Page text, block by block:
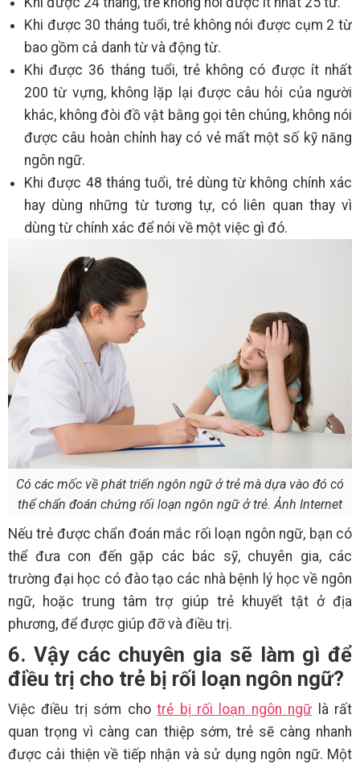
Khi được 30 tháng tuổi, trẻ không nói được cụm 2 từ
bao gồm cả danh từ và động từ.
Khi được 36 tháng tuổi, trẻ không có được ít nhất
200 từ vựng, không lặp lại được câu hỏi của người
khác, không đòi đồ vật bằng gọi tên chúng, không nói
được câu hoàn chỉnh hay có vẻ mất một số kỹ năng
ngôn ngữ.
Khi được 48 tháng tuổi, trẻ dùng từ không chính xác
hay dùng những từ tương tự, có liên quan thay vì
dùng từ chính xác để nói về một việc gì đó.
Có các mốc về phát triển ngôn ngữ ở trẻ mà dựa vào đó có
thể chẩn đoán chứng rối loạn ngôn ngữ ở trẻ. Ảnh Internet
Nếu trẻ được chẩn đoán mắc rối loạn ngôn ngữ, bạn có
thể đưa con đến gặp các bác sỹ, chuyên gia, các
trường đại học có đào tạo các nhà bệnh lý học về ngôn
ngữ, hoặc trung tâm trợ giúp trẻ khuyết tật ở địa
phương, để được giúp đỡ và điều trị.
6. Vậy các chuyên gia sẽ làm gì để
điều trị cho trẻ bị rối loạn ngôn ngữ?
Việc điều trị sớm chotrẻ bị rối loạn ngôn ngữ là rất
quan trọng vì càng can thiệp sớm, trẻ sẽ càng nhanh
được cải thiện về tiếp nhận và sử dụng ngôn ngữ. Một